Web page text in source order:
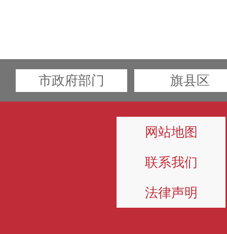
市政府部门 旗县区
网站地图
联系我们
法律声明